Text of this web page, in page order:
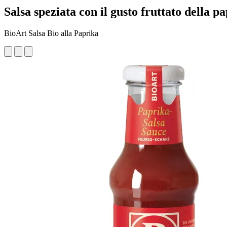
Salsa speziata con il gusto fruttato della
BioArt Salsa Bio alla Paprika